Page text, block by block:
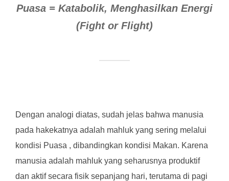
Puasa = Katabolik, Menghasilkan Energi
(Fight or Flight)
Dengan analogi diatas, sudah jelas bahwa manusia
pada hakekatnya adalah mahluk yang sering melalui
kondisi Puasa , dibandingkan kondisi Makan. Karena
manusia adalah mahluk yang seharusnya produktif
dan aktif secara fisik sepanjang hari, terutama di pagi